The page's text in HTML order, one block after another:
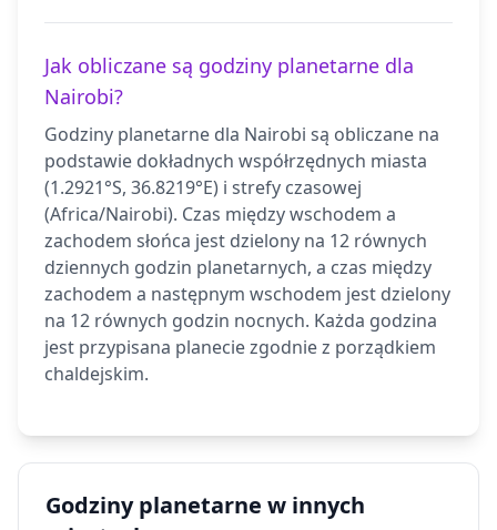
Jak obliczane są godziny planetarne dla
Nairobi?
Godziny planetarne dla Nairobi są obliczane na
podstawie dokładnych współrzędnych miasta
(1.2921°S, 36.8219°E) i strefy czasowej
(Africa/Nairobi). Czas między wschodem a
zachodem słońca jest dzielony na 12 równych
dziennych godzin planetarnych, a czas między
zachodem a następnym wschodem jest dzielony
na 12 równych godzin nocnych. Każda godzina
jest przypisana planecie zgodnie z porządkiem
chaldejskim.
Godziny planetarne w innych